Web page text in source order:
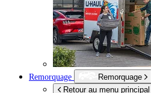
Remorquage
Remorquage
Retour au menu principal